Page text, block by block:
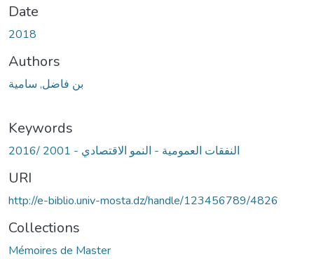
Date
2018
Authors
بن فاضل, سامية
Keywords
النفقات العمومية - النمو الاقتصادي - 2001 /2016
URI
http://e-biblio.univ-mosta.dz/handle/123456789/4826
Collections
Mémoires de Master